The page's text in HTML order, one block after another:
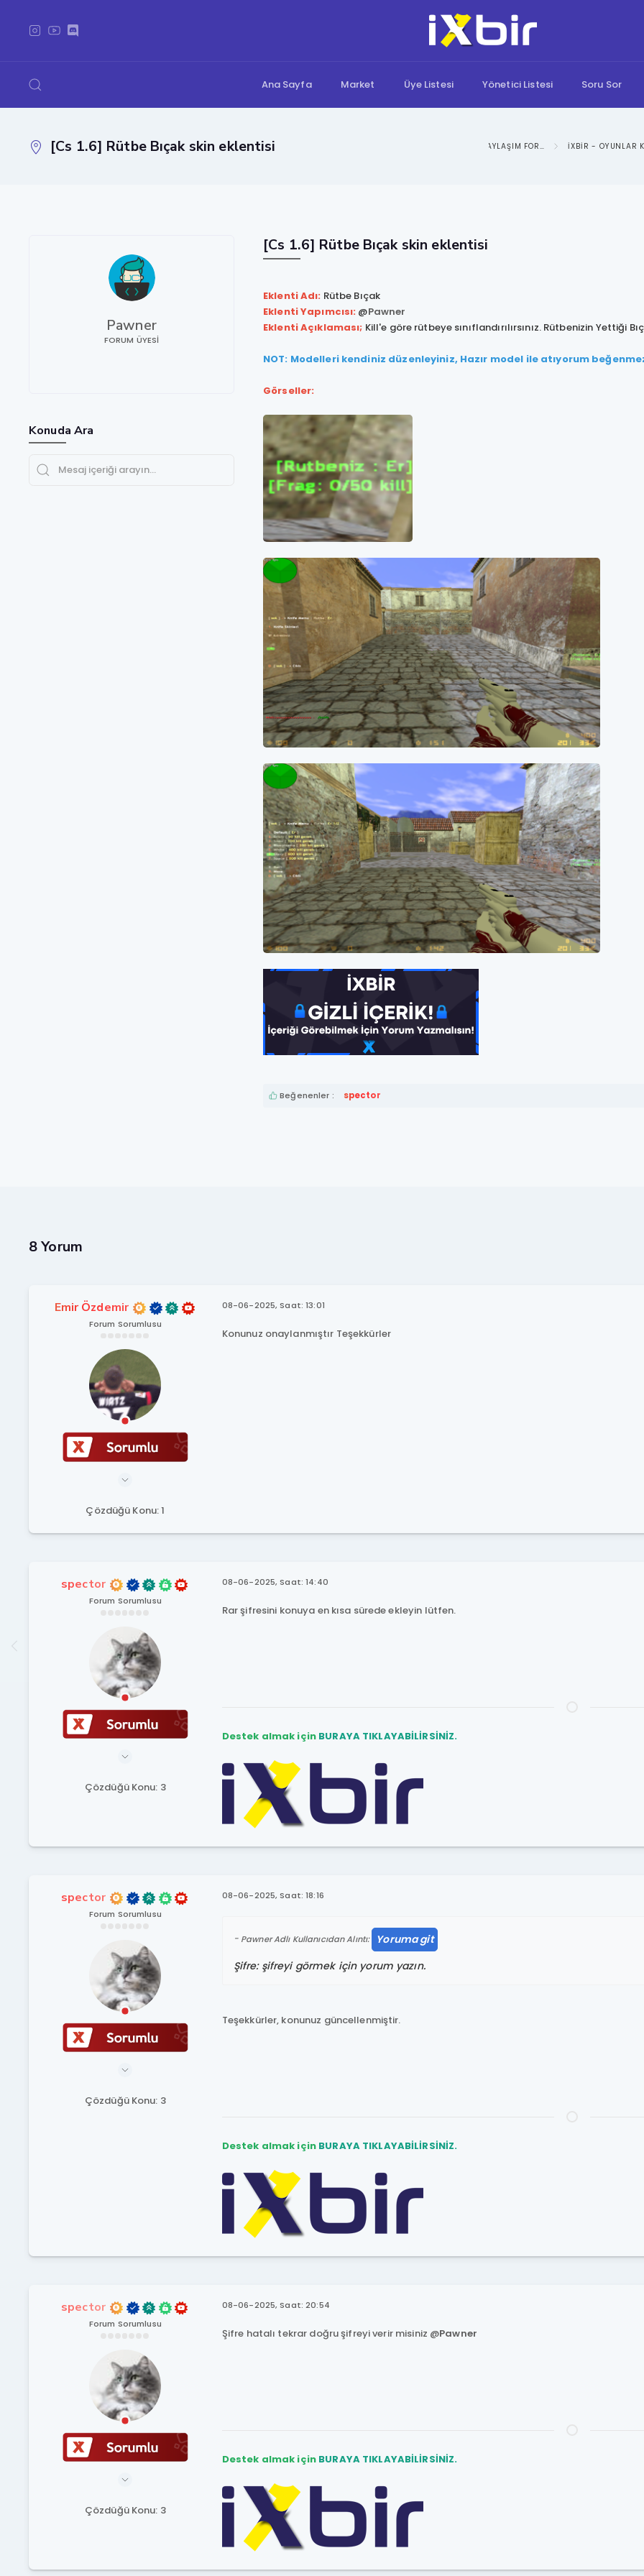
Ana Sayfa Market Üye Listesi Yönetici Listesi Soru Sor
[Cs 1.6] Rütbe Bıçak skin eklentisi IXBIR: BILGI PAYLAŞIM FORUMU
[Cs 1.6] Rütbe Bıçak skin eklentisi
Eklenti Adı: Rütbe Bıçak
Eklenti Yapımcısı: @Pawner
Eklenti Açıklaması; Kill'e göre rütbeye sınıflandırılırsınız. Rütbenizin Yettiği
NOT: Modelleri kendiniz düzenleyiniz, Hazır model ile atıyorum
Görseller:
Beğenenler : spector
Pawner
FORUM ÜYESI
Konuda Ara
8 Yorum
Emir Özdemir
Forum Sorumlusu
Çözdüğü Konu: 1
08-06-2025, Saat: 13:01
Konunuz onaylanmıştır Teşekkürler
spector
Forum Sorumlusu
Çözdüğü Konu: 3
08-06-2025, Saat: 14:40
Rar şifresini konuya en kısa sürede ekleyin lütfen.
Destek almak için BURAYA TIKLAYABİLİRSİNİZ.
spector
Forum Sorumlusu
Çözdüğü Konu: 3
08-06-2025, Saat: 18:16
Pawner Adlı Kullanıcıdan Alıntı:
Yoruma git
Şifre: şifreyi görmek için yorum yazın.
Teşekkürler, konunuz güncellenmiştir.
Destek almak için BURAYA TIKLAYABİLİRSİNİZ.
spector
Forum Sorumlusu
Çözdüğü Konu: 3
08-06-2025, Saat: 20:54
Şifre hatalı tekrar doğru şifreyi verir misiniz @Pawner
Destek almak için BURAYA TIKLAYABİLİRSİNİZ.